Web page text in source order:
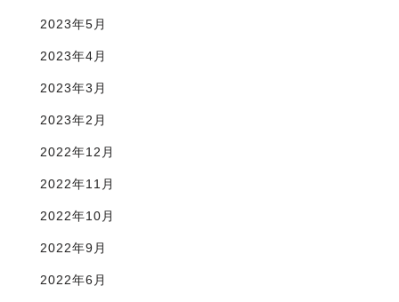
2023年5月
2023年4月
2023年3月
2023年2月
2022年12月
2022年11月
2022年10月
2022年9月
2022年6月